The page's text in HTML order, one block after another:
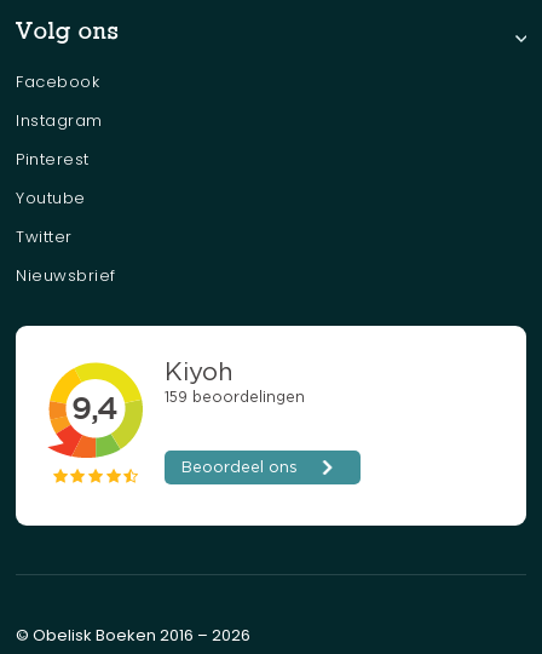
Volg ons
Facebook
Instagram
Pinterest
Youtube
Twitter
Nieuwsbrief
© Obelisk Boeken 2016 – 2026